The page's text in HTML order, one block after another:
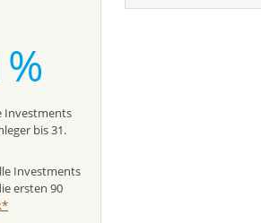
Investments
bis 31.
Investments
ersten 90